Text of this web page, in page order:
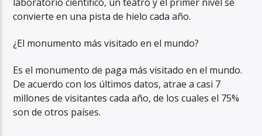
convierte en una pista de hielo cada año.
¿El monumento más visitado en el mundo?
Es el monumento de paga más visitado en el mundo.
De acuerdo con los últimos datos, atrae a casi 7
millones de visitantes cada año, de los cuales el 75%
son de otros países.